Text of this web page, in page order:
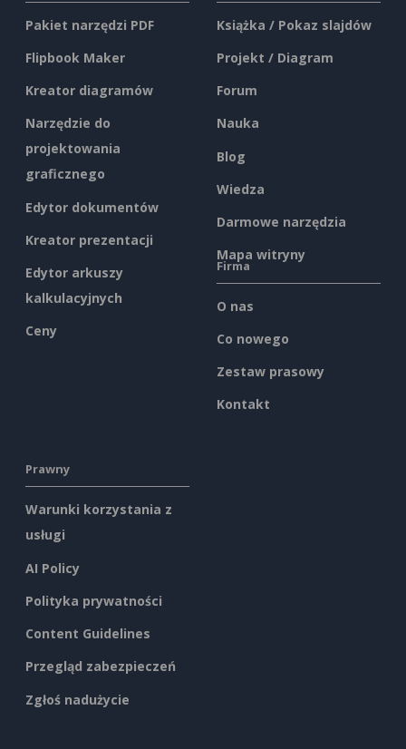
Pakiet narzędzi PDF
Flipbook Maker
Kreator diagramów
Narzędzie do
projektowania
graficznego
Edytor dokumentów
Kreator prezentacji
Edytor arkuszy
kalkulacyjnych
Ceny
Książka / Pokaz slajdów
Projekt / Diagram
Forum
Nauka
Blog
Wiedza
Darmowe narzędzia
Mapa witryny
Firma
O nas
Co nowego
Zestaw prasowy
Kontakt
Prawny
Warunki korzystania z
usługi
AI Policy
Polityka prywatności
Content Guidelines
Przegląd zabezpieczeń
Zgłoś nadużycie